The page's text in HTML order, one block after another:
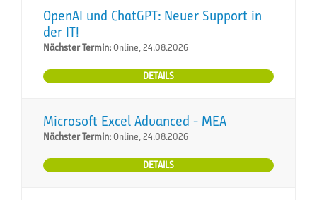
OpenAI und ChatGPT: Neuer Support in
der IT!
Nächster Termin:Online, 24.08.2026
DETAILS
Microsoft Excel Advanced - MEA
Nächster Termin:Online, 24.08.2026
DETAILS